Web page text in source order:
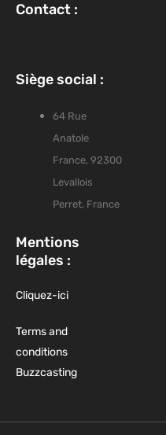
Contact :
Siège social :
64 Rue
Anatole
France, 92300
Levallois
Perret, France
Mentions
légales :
Cliquez-ici
Terms and
conditions
Buzzcasting